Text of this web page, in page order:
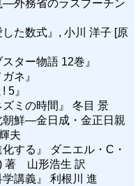
―外務省のラスプーチン
した数式』, 小川 洋子 [原
ター物語 12巻』
ネ』
5』
ズミの時間』 冬目 景
朝鮮—金日成・金正日親
夫
ダニエル・C・
著 山形浩生 訳
学講義』 利根川 進